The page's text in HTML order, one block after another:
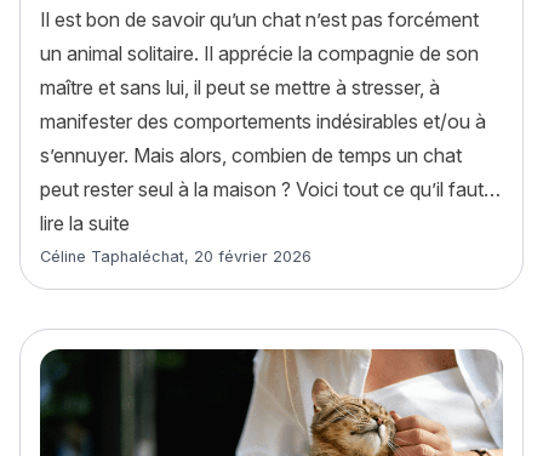
Il est bon de savoir qu’un chat n’est pas forcément
un animal solitaire. Il apprécie la compagnie de son
maître et sans lui, il peut se mettre à stresser, à
manifester des comportements indésirables et/ou à
s’ennuyer. Mais alors, combien de temps un chat
peut rester seul à la maison ? Voici tout ce qu’il faut…
lire la suite
Article rédigé par
Céline Taphaléchat, 20 février 2026